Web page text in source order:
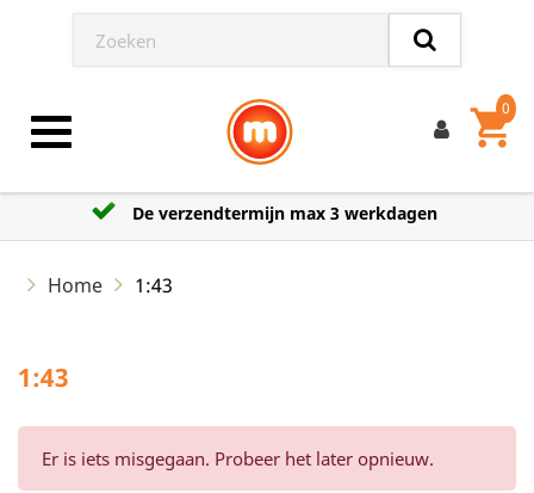
Toggle navigation shopping_cart
0
De verzendtermijn max 3 werkdagen
Home 1:43
1:43
Er is iets misgegaan. Probeer het later opnieuw.